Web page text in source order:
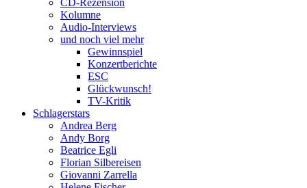
CD-Rezension
Kolumne
Audio-Interviews
und noch viel mehr
Gewinnspiel
Konzertberichte
ESC
Glückwunsch!
TV-Kritik
Schlagerstars
Andrea Berg
Andy Borg
Beatrice Egli
Florian Silbereisen
Giovanni Zarrella